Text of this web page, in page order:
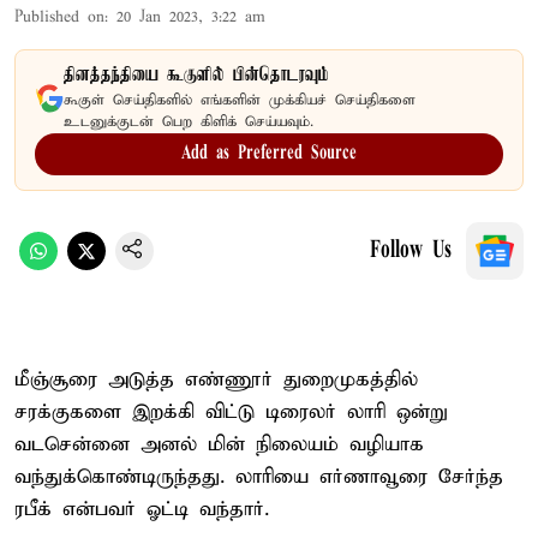
Published on: 20 Jan 2023, 3:22 am
தினத்தந்தியை கூகுளில் பின்தொடரவும்
கூகுள் செய்திகளில் எங்களின் முக்கியச் செய்திகளை
உடனுக்குடன் பெற கிளிக் செய்யவும்.
Add as Preferred Source
Follow Us
மீஞ்சூரை அடுத்த எண்ணூர் துறைமுகத்தில்
சரக்குகளை இறக்கி விட்டு டிரைலர் லாரி ஒன்று
வடசென்னை அனல் மின் நிலையம் வழியாக
வந்துக்கொண்டிருந்தது. லாரியை எர்ணாவூரை சேர்ந்த
ரபீக் என்பவர் ஓட்டி வந்தார்.